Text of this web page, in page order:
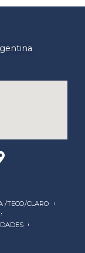
/TECO/CLARO